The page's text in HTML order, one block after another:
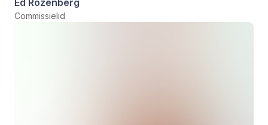
Ed Rozenberg
Commissielid